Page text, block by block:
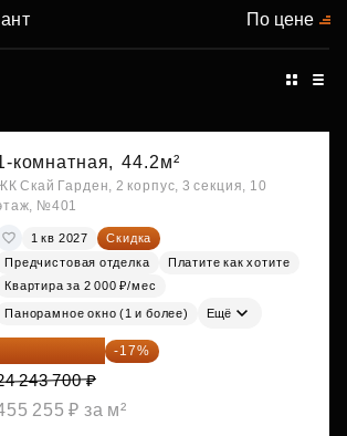
По цене
комнатная, 44.2м²
Скай Гарден, 2 корпус, 3 секция, 10
№401
1 кв 2027
Скидка
Предчистовая отделка
Платите как хотите
Квартира за 2 000 ₽/мес
Панорамное окно (1 и более) Ещё
20 122 271 ₽ -17%
243 700 ₽
255 ₽ за м²